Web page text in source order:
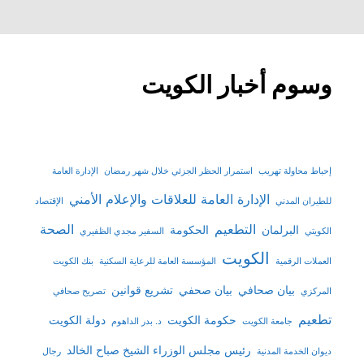
وسوم أخبار الكويت
إحباط محاولة تهريب استمرار الحظر الجزئي خلال شهر رمضان الإدارة العامة
للطيران المدني الإدارة العامة للعلاقات والإعلام الأمني الإقتصاد
الكويتي البرلمان التطعيم الحكومة السفير مجدي الظفيري الصحة
العملات الرقمية الكويت المؤسسة العامة للرعاية السكنية بنك الكويت
المركزي بيان صحافي بيان صحفي تشريع قوانين تصريح صحافي
تطعيم جامعة الكويت حكومة الكويت د. بدر الداهوم دولة الكويت
ديوان الخدمة المدنية رئيس مجلس الوزراء الشيخ صباح الخالد رجال